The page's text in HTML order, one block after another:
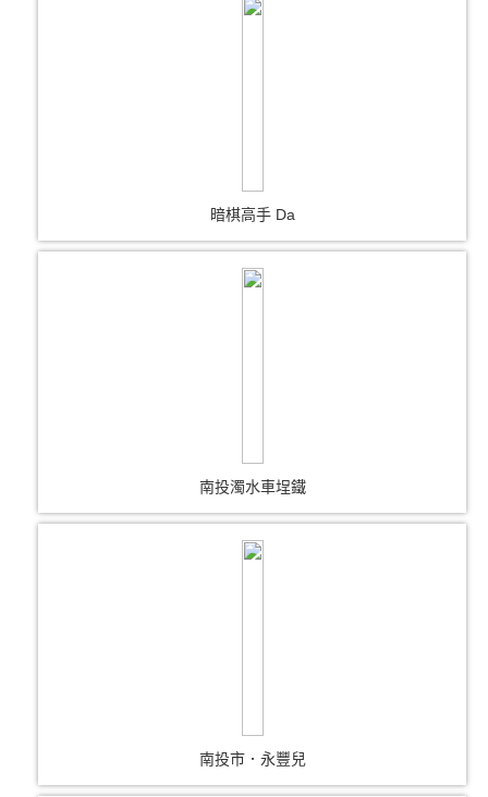
暗棋高手 Da
南投濁水車埕鐵
南投市．永豐兒